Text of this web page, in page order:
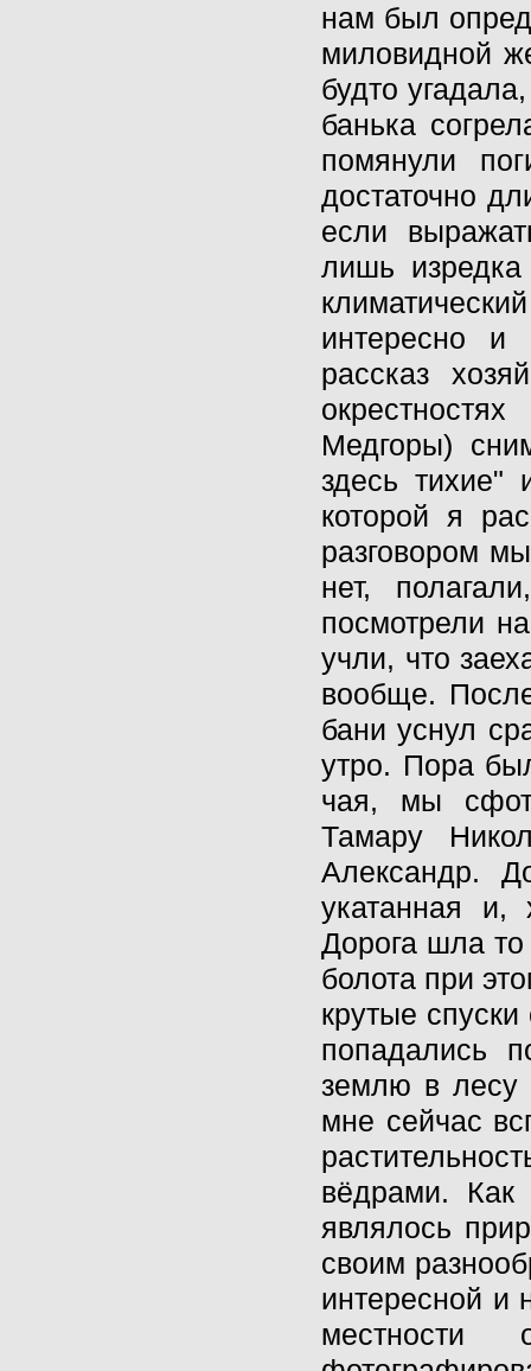
нам был
миловидной
будто
банька
помянули
достаточно
если
лишь
интересно
рассказ
Медгоры)
здесь тихие"
которой я
разговором
нет,
посмотрели
учли, что
вообще.
бани уснул
утро. Пора
чая, мы
Тамару
Александр.
укатанная
Дорога шла
болота при
крутые
попадались
землю в лесу
мне сейчас
вёдрами.
являлось
своим
интересной и
местности